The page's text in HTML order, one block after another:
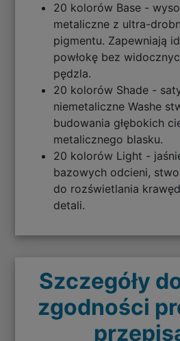
20 kolorów Base -
metaliczne z ultra-
pigmentu. Zapewniają
powłokę bez
pędzla.
20 kolorów Shade -
niemetaliczne Washe
budowania głębokich
metalicznego blasku.
20 kolorów Light -
bazowych odcieni,
do rozświetlania
detali.
Szczegóły
zgodności